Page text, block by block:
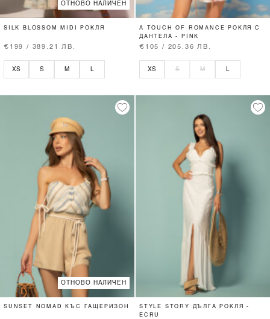
ОТНОВО НАЛИЧЕН
SILK BLOSSOM MIDI РОКЛЯ
€199 / 389.21 ЛВ.
XS S M L
A TOUCH OF ROMANCE РОКЛЯ С
ДАНТЕЛА - PINK
€105 / 205.36 ЛВ.
XS S M L
ОТНОВО НАЛИЧЕН
SUNSET NOMAD КЪС ГАЩЕРИЗОН
STYLE STORY ДЪЛГА РОКЛЯ -
ECRU